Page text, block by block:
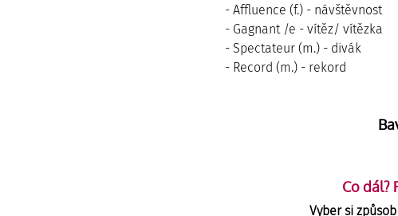
- Affluence (f.) - návštěvnost
- Gagnant /e - vítěz/ vítězka
- Spectateur (m.) - divák
- Record (m.) - rekord
Co dál?
Vyber si